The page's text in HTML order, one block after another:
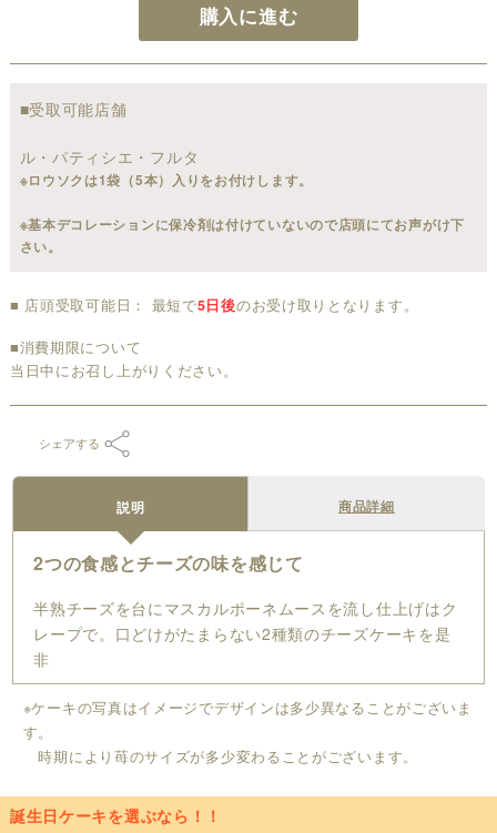
購入に進む
■受取可能店舗
ル・パティシエ・フルタ
※ロウソクは1袋（5本）入りをお付けします。
※基本デコレーションに保冷剤は付けていないので店頭にてお声がけ下
さい。
■ 店頭受取可能日： 最短で5日後のお受け取りとなります。
■消費期限について
当日中にお召し上がりください。
シェアする
説明 商品詳細
2つの食感とチーズの味を感じて
半熟チーズを台にマスカルポーネムースを流し仕上げはク
レープで。口どけがたまらない2種類のチーズケーキを是
非
※ケーキの写真はイメージでデザインは多少異なることがございま
す。
時期により苺のサイズが多少変わることがございます。
誕生日ケーキを選ぶなら！！